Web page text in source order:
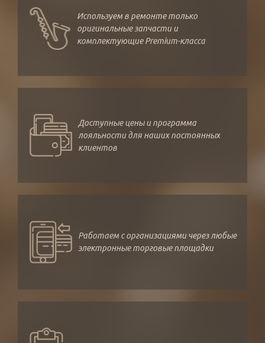
Используем в ремонте только
оригинальные запчасти и
комплектующие Premium-класса
Доступные цены и программа
лояльности для наших постоянных
клиентов
Работаем с организациями через любые
электронные торговые площадки